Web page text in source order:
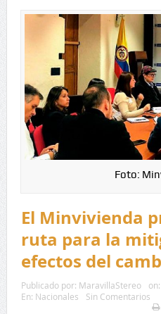
Foto:
El Minvivienda
ruta para la
efectos del
Publicado por: MaravillaStereo on:
En: Nacionales
Sin Comentarios